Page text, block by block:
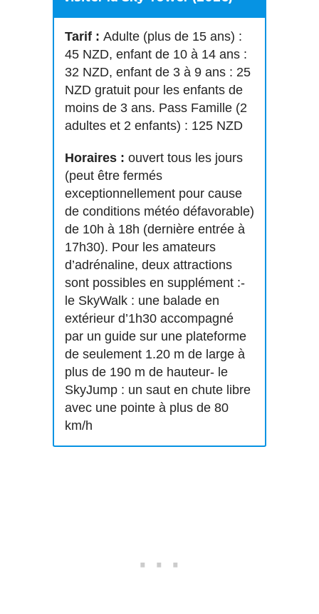
Tarif : Adulte (plus de 15 ans) :
45 NZD, enfant de 10 à 14 ans :
32 NZD, enfant de 3 à 9 ans : 25
NZD gratuit pour les enfants de
moins de 3 ans. Pass Famille (2
adultes et 2 enfants) : 125 NZD
Horaires : ouvert tous les jours
(peut être fermés
exceptionnellement pour cause
de conditions météo défavorable)
de 10h à 18h (dernière entrée à
17h30). Pour les amateurs
d’adrénaline, deux attractions
sont possibles en supplément :-
le SkyWalk : une balade en
extérieur d’1h30 accompagné
par un guide sur une plateforme
de seulement 1.20 m de large à
plus de 190 m de hauteur- le
SkyJump : un saut en chute libre
avec une pointe à plus de 80
km/h